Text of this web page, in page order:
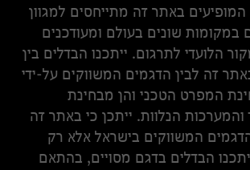
המופיעים באתר זה מתייחסים למגוון
במקומות שונים בעולם ומעודכנים
הלועדי לתרגום. ייתכנו הבדלים בין
זה לבין הדגמים המשווקים על-ידי
המפרט הטכני והן מבחינת
והמערכות הנלוות. ייתכן כי באתר זה
המשווקים בישראל אלא רק
הבדלים בדגם מסויים, בהתאם